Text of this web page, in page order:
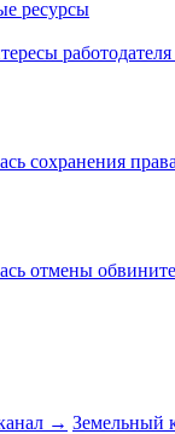
ресурсы
сохранения
отмены
→ Земельный